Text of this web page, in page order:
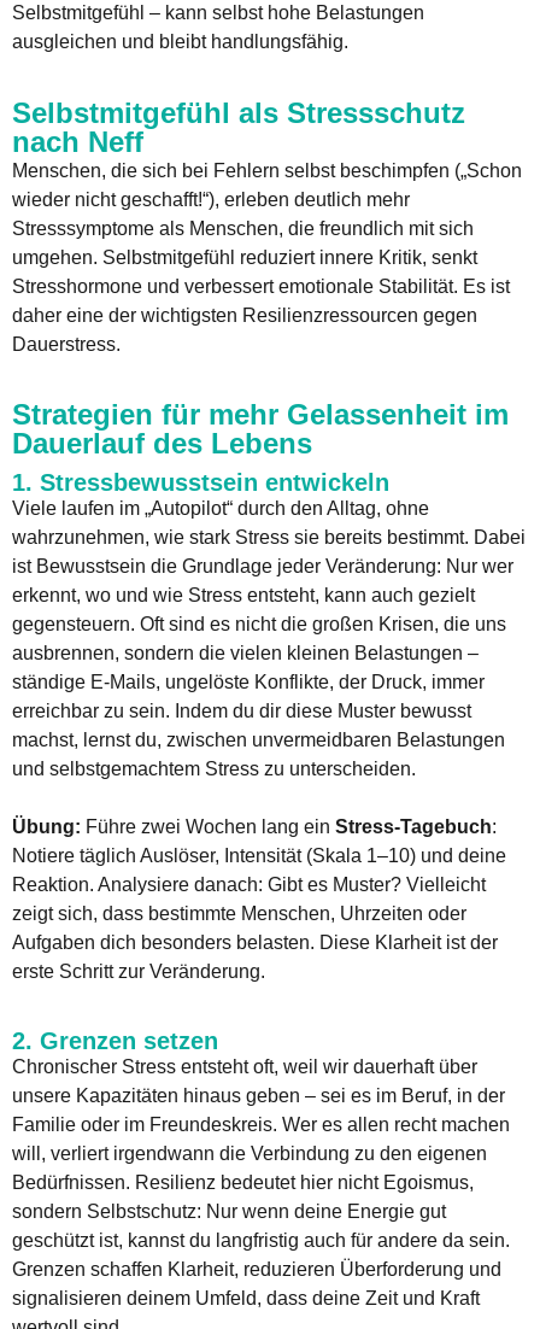
Selbstmitgefühl – kann selbst hohe Belastungen
ausgleichen und bleibt handlungsfähig.
Selbstmitgefühl als Stressschutz
nach Neff
Menschen, die sich bei Fehlern selbst beschimpfen („Schon
wieder nicht geschafft!“), erleben deutlich mehr
Stresssymptome als Menschen, die freundlich mit sich
umgehen. Selbstmitgefühl reduziert innere Kritik, senkt
Stresshormone und verbessert emotionale Stabilität. Es ist
daher eine der wichtigsten Resilienzressourcen gegen
Dauerstress.
Strategien für mehr Gelassenheit im
Dauerlauf des Lebens
1. Stressbewusstsein entwickeln
Viele laufen im „Autopilot“ durch den Alltag, ohne
wahrzunehmen, wie stark Stress sie bereits bestimmt. Dabei
ist Bewusstsein die Grundlage jeder Veränderung: Nur wer
erkennt, wo und wie Stress entsteht, kann auch gezielt
gegensteuern. Oft sind es nicht die großen Krisen, die uns
ausbrennen, sondern die vielen kleinen Belastungen –
ständige E-Mails, ungelöste Konflikte, der Druck, immer
erreichbar zu sein. Indem du dir diese Muster bewusst
machst, lernst du, zwischen unvermeidbaren Belastungen
und selbstgemachtem Stress zu unterscheiden.
Übung: Führe zwei Wochen lang ein Stress-Tagebuch:
Notiere täglich Auslöser, Intensität (Skala 1–10) und deine
Reaktion. Analysiere danach: Gibt es Muster? Vielleicht
zeigt sich, dass bestimmte Menschen, Uhrzeiten oder
Aufgaben dich besonders belasten. Diese Klarheit ist der
erste Schritt zur Veränderung.
2. Grenzen setzen
Chronischer Stress entsteht oft, weil wir dauerhaft über
unsere Kapazitäten hinaus geben – sei es im Beruf, in der
Familie oder im Freundeskreis. Wer es allen recht machen
will, verliert irgendwann die Verbindung zu den eigenen
Bedürfnissen. Resilienz bedeutet hier nicht Egoismus,
sondern Selbstschutz: Nur wenn deine Energie gut
geschützt ist, kannst du langfristig auch für andere da sein.
Grenzen schaffen Klarheit, reduzieren Überforderung und
signalisieren deinem Umfeld, dass deine Zeit und Kraft